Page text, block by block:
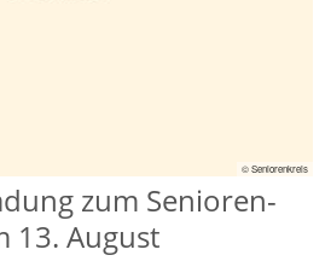
© Seniorenkreis
zum Senioren-
13. August